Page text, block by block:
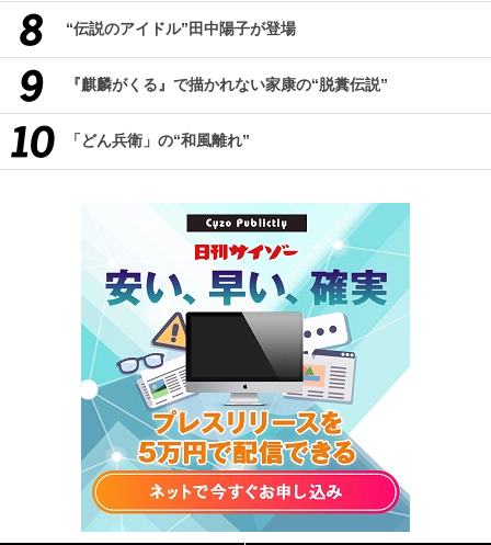
“伝説のアイドル”田中陽子が登場
『麒麟がくる』で描かれない家康の“脱糞伝説”
「どん兵衛」の“和風離れ”